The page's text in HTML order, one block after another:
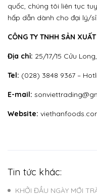
quốc, chúng tôi liên tục
hấp dẫn dành cho đại lý/sỉ.
CÔNG TY TNHH SẢN
Địa chỉ: 25/17/15 Cửu
Tel: (028) 3848 9367 –
E-mail:
Website:
Tin tức khác:
KHỞI ĐẦU NGÀY MỚI